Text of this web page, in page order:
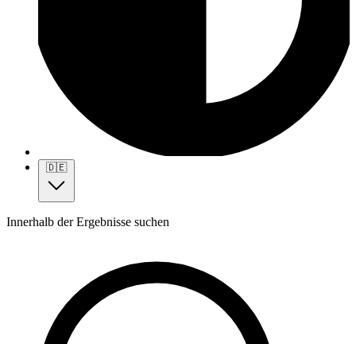
🇩🇪
Innerhalb der Ergebnisse suchen